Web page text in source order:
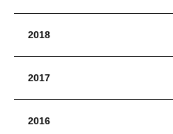
2018
2017
2016